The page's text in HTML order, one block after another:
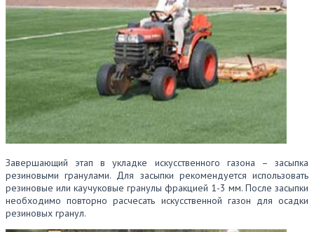
Завершающий этап в укладке искусственного газона – засыпка
резиновыми гранулами. Для засыпки рекомендуется использовать
резиновые или каучуковые гранулы фракцией 1-3 мм. После засыпки
необходимо повторно расчесать искусственной газон для осадки
резиновых гранул.